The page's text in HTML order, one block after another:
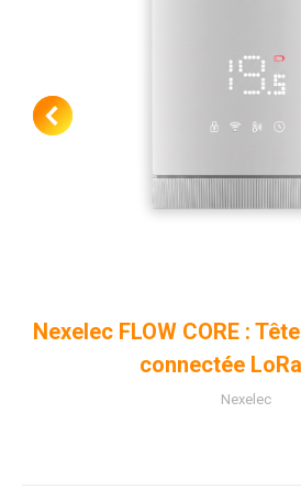
Nexelec FLOW CORE :
connectée
Nexelec